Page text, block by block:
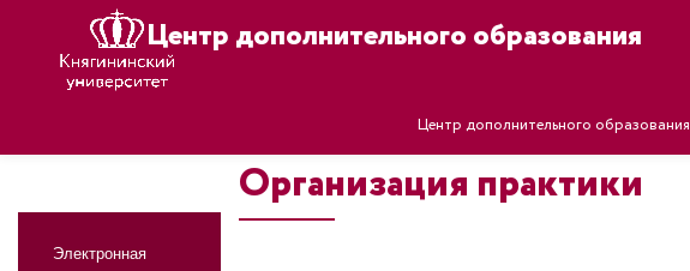
Центр дополнительного образования
Центр дополнительного образования
Электронная
Организация практики